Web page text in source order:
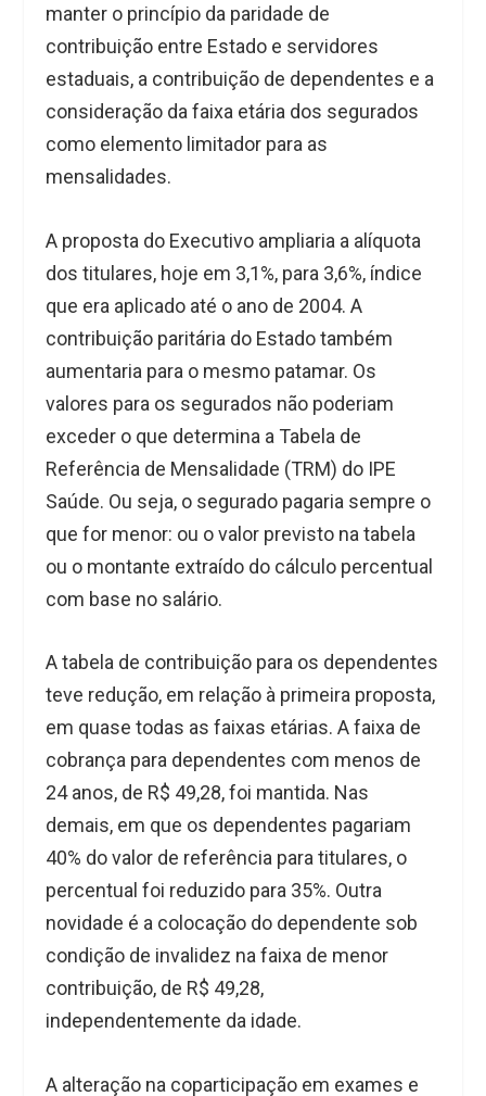
manter o princípio da paridade de
contribuição entre Estado e servidores
estaduais, a contribuição de dependentes e a
consideração da faixa etária dos segurados
como elemento limitador para as
mensalidades.
A proposta do Executivo ampliaria a alíquota
dos titulares, hoje em 3,1%, para 3,6%, índice
que era aplicado até o ano de 2004. A
contribuição paritária do Estado também
aumentaria para o mesmo patamar. Os
valores para os segurados não poderiam
exceder o que determina a Tabela de
Referência de Mensalidade (TRM) do IPE
Saúde. Ou seja, o segurado pagaria sempre o
que for menor: ou o valor previsto na tabela
ou o montante extraído do cálculo percentual
com base no salário.
A tabela de contribuição para os dependentes
teve redução, em relação à primeira proposta,
em quase todas as faixas etárias. A faixa de
cobrança para dependentes com menos de
24 anos, de R$ 49,28, foi mantida. Nas
demais, em que os dependentes pagariam
40% do valor de referência para titulares, o
percentual foi reduzido para 35%. Outra
novidade é a colocação do dependente sob
condição de invalidez na faixa de menor
contribuição, de R$ 49,28,
independentemente da idade.
A alteração na coparticipação em exames e